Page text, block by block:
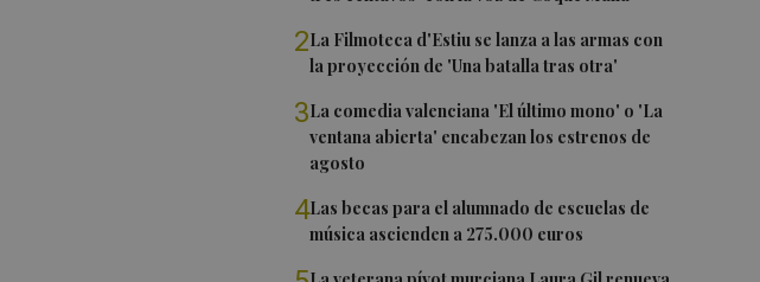
2La Filmoteca d'Estiu se lanza a las armas con
la proyección de 'Una batalla tras otra'
3La comedia valenciana 'El último mono' o 'La
ventana abierta' encabezan los estrenos de
agosto
4Las becas para el alumnado de escuelas de
música ascienden a 275.000 euros